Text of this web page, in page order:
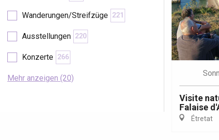
Wanderungen/Streifzüge 221
Ausstellungen 220
Konzerte 266
Mehr anzeigen (20)
Visite
Falaise
Étretat